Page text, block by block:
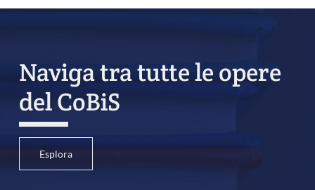
Naviga tra tutte le opere
del CoBiS
Esplora